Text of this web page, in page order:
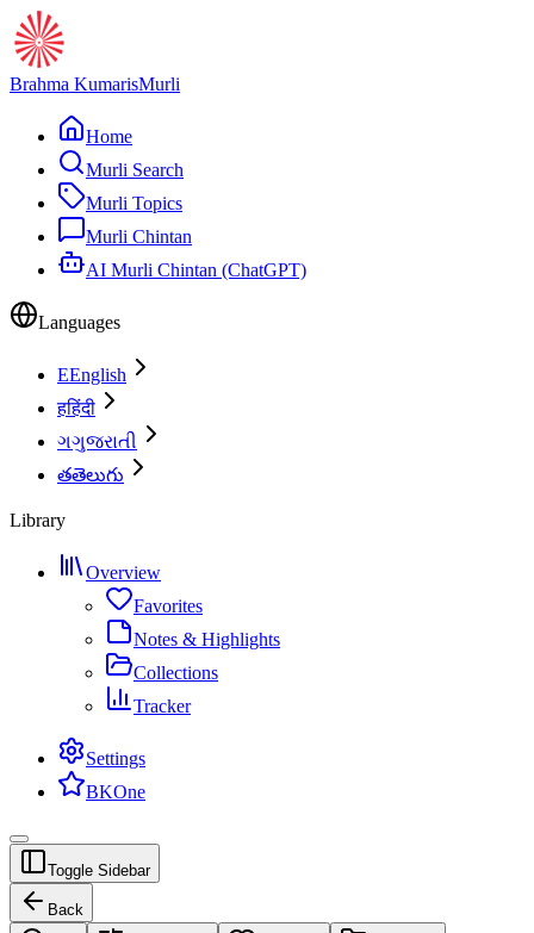
Brahma KumarisMurli
Home
Murli Search
Murli Topics
Murli Chintan
AI Murli Chintan (ChatGPT)
Languages
EEnglish
हहिंदी
ગગુજરાતી
తతెలుగు
Library
Overview
Favorites
Notes & Highlights
Collections
Tracker
Settings
BKOne
Toggle Sidebar
Back